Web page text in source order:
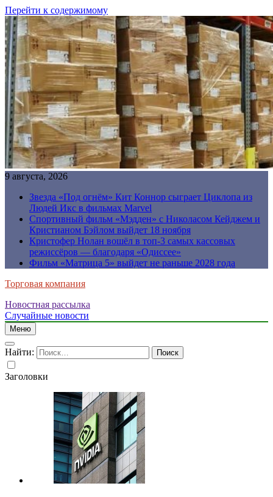
Перейти к содержимому
9 августа, 2026
Звезда «Под огнём» Кит Коннор сыграет Циклопа из
Людей Икс в фильмах Marvel
Спортивный фильм «Мэдден» с Николасом Кейджем и
Кристианом Бэйлом выйдет 18 ноября
Кристофер Нолан вошёл в топ-3 самых кассовых
режиссёров — благодаря «Одиссее»
Фильм «Матрица 5» выйдет не раньше 2028 года
Торговая компания
Новостная рассылка
Случайные новости
Меню
Найти:
Заголовки